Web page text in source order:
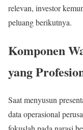
relevan, investor
peluang berikutnya.
Komponen
yang
Saat menyusun
data operasional